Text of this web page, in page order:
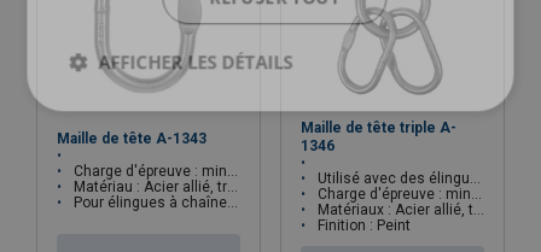
Maille de tête A-1343
Charge d'épreuve : minimum 2.5 x CMU
Matériau : Acier allié, trempé et revenu
Pour élingues à chaîne fabriquées selon la norme ASTM B30.9
Maille de tête triple A-
1346
Utilisé avec des élingues conformes à la norme ASTM B30.9
Charge d'épreuve : minimum 2.45 x CMU
Matériaux : Acier allié, trempé et revenu
Finition : Peint
AFFICHER LES DÉTAILS